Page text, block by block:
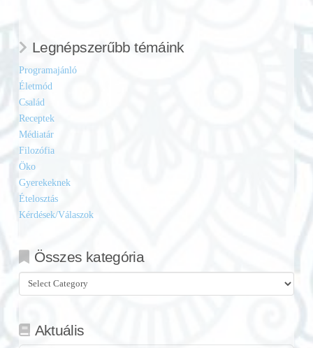
Legnépszerűbb témáink
Programajánló
Életmód
Család
Receptek
Médiatár
Filozófia
Öko
Gyerekeknek
Ételosztás
Kérdések/Válaszok
Összes kategória
Összes
kategória
Aktuális